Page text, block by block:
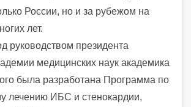
России, но и за рубежом на
лет.
руководством президента
медицинских наук академика
была разработана Программа по
лечению ИБС и стенокардии,